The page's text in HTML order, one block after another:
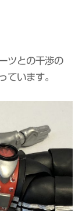
ツとの干渉の
ています。